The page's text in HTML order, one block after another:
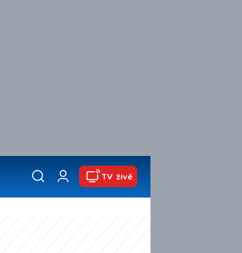
TV živě